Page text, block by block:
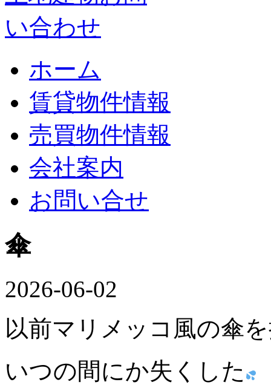
ホーム
賃貸物件情報
売買物件情報
会社案内
お問い合せ
傘
2026-06-02
以前マリメッコ風の傘
いつの間にか失くした